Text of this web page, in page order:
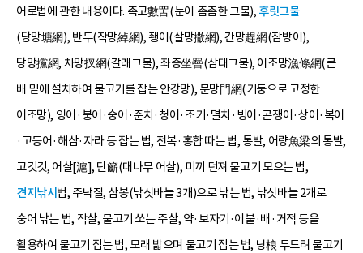
어로법에 관한 내용이다. 촉고數罟(눈이 촘촘한 그물), 후릿그물
(당망塘網), 반두(작망綽網), 좽이(살망撒網), 간망趕網(잠방이),
당망攩網, 차망扠網(갈래그물), 좌증坐罾(삼태그물), 어조망漁條網(큰
배 밑에 설치하여 물고기를 잡는 안강망), 문망門網(기둥으로 고정한
어조망), 잉어·붕어·숭어·준치·청어·조기·멸치·빙어·곤쟁이·상어·복어
·고등어·해삼·자라 등 잡는 법, 전복·홍합 따는 법, 통발, 어량魚梁의 통발,
고깃깃, 어살[滬], 단籪(대나무 어살), 미끼 던져 물고기 모으는 법,
견지낚시 법, 주낙질, 삼봉(낚싯바늘 3개)으로 낚는 법, 낚싯바늘 2개로
숭어 낚는 법, 작살, 물고기 쏘는 주살, 약·보자기·이불·배·거적 등을
활용하여 물고기 잡는 법, 모래 밟으며 물고기 잡는 법, 낭桹 두드려 물고기